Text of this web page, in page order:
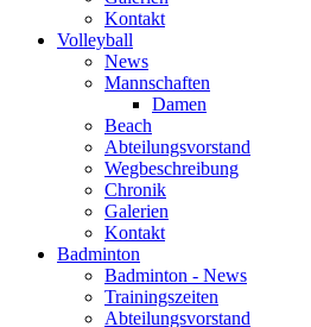
Kontakt
Volleyball
News
Mannschaften
Damen
Beach
Abteilungsvorstand
Wegbeschreibung
Chronik
Galerien
Kontakt
Badminton
Badminton - News
Trainingszeiten
Abteilungsvorstand